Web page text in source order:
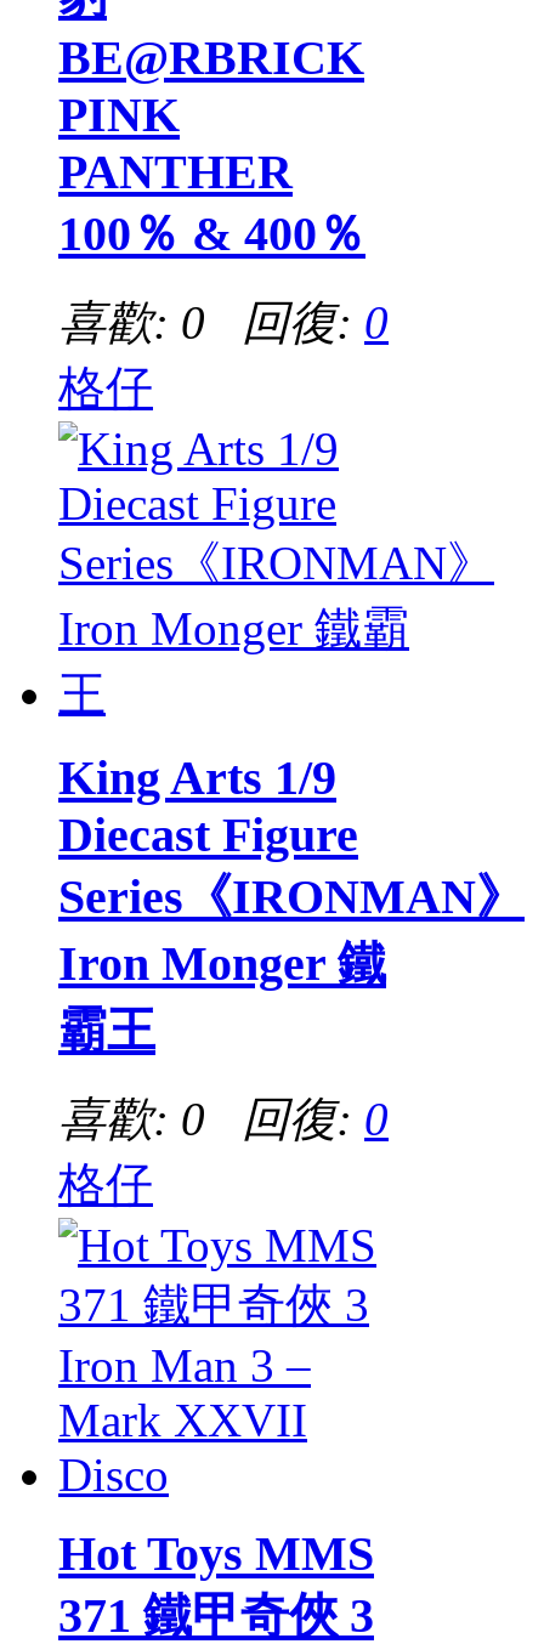
BE@RBRICK
PINK
PANTHER
100％ & 400％
喜歡: 0 回復: 0
格仔
King Arts 1/9
Diecast Figure
Series《IRONMAN》
Iron Monger 鐵
霸王
喜歡: 0 回復: 0
格仔
Hot Toys MMS
371 鐵甲奇俠 3